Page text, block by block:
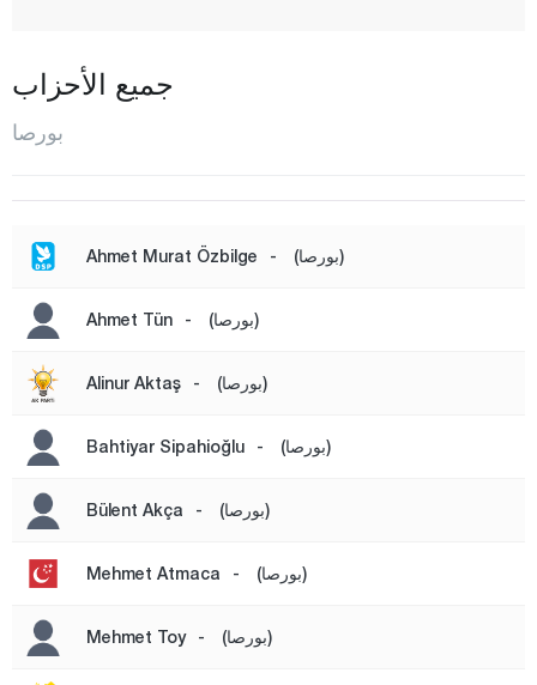
قاراجا باي
أورهان إيلي
يني شهير
جناق قلعة
شانكيري
دينيزلي
جميع الأحزاب
بورصا
Ahmet Murat Özbilge - (بورصا)
Ahmet Tün - (بورصا)
Alinur Aktaş - (بورصا)
Bahtiyar Sipahioğlu - (بورصا)
Bülent Akça - (بورصا)
Mehmet Atmaca - (بورصا)
Mehmet Toy - (بورصا)